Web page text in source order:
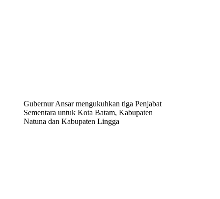
Gubernur Ansar mengukuhkan tiga Penjabat
Sementara untuk Kota Batam, Kabupaten
Natuna dan Kabupaten Lingga